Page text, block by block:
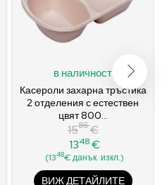
в наличност
Касероли захарна тръстика
2 отделения с естествен
цвят 800...
Редовна
цена
1586€
Цена
1348€
(1348€ данък. изкл.)
ВИЖ ДЕТАЙЛИТЕ